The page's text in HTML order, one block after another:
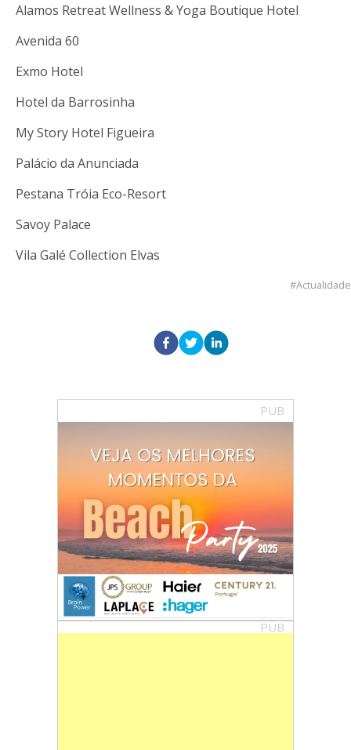
Alamos Retreat Wellness & Yoga Boutique Hotel
Avenida 60
Exmo Hotel
Hotel da Barrosinha
My Story Hotel Figueira
Palácio da Anunciada
Pestana Tróia Eco-Resort
Savoy Palace
Vila Galé Collection Elvas
Actualidade
PUB
PUB